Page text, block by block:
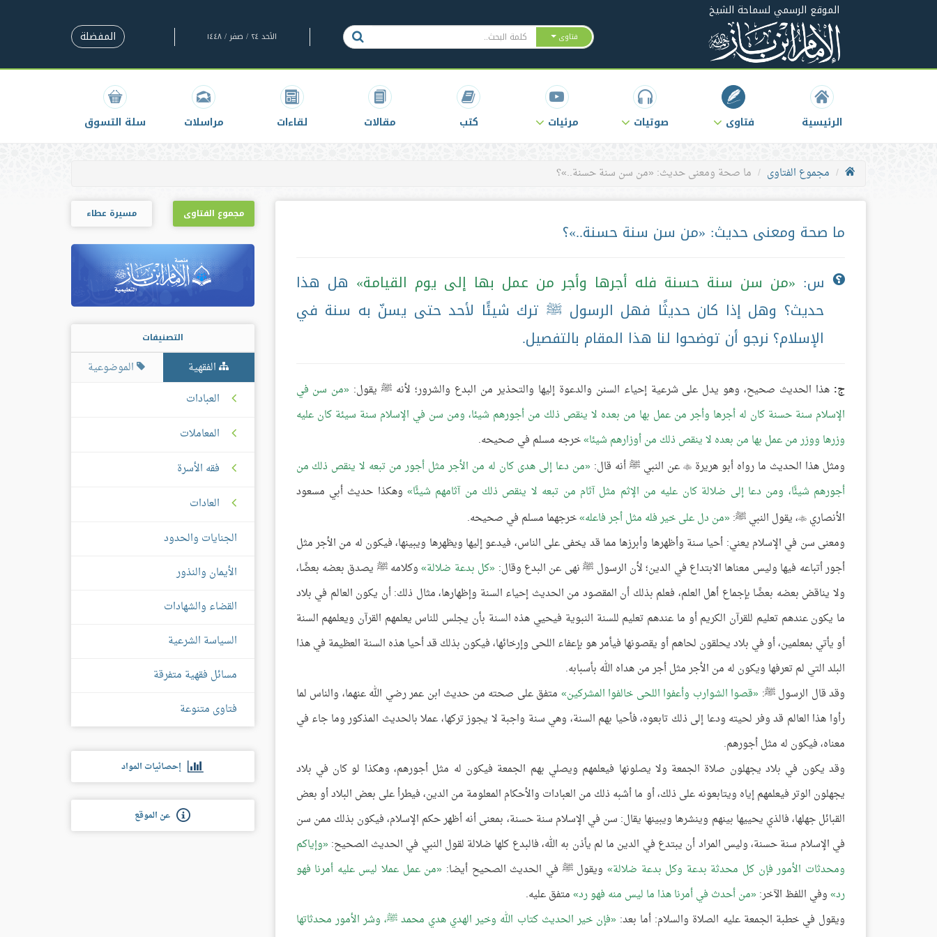
الموقع الرسمي لسماحة الشيخ
فتاوى الأحد ٢٤ / صفر / ١٤٤٨ المفضلة
الرئيسية فتاوى صوتيات مرئيات كتب مقالات لقاءات مراسلات سلة التسوق
مجموع الفتاوى ما صحة ومعنى حديث: «من سن سنة حسنة..»؟
ما صحة ومعنى حديث: «من سن سنة حسنة..»؟
س:
من سن سنة حسنة فله أجرها وأجر من عمل بها إلى يوم القيامة
هل هذا
حديث؟ وهل إذا كان حديثًا فهل الرسول ﷺ ترك شيئًا لأحد حتى يسنّ به سنة في
الإسلام؟ نرجو أن توضحوا لنا هذا المقام بالتفصيل.
ج: هذا الحديث صحيح، وهو يدل على شرعية إحياء السنن والدعوة إليها والتحذير من البدع والشرور؛ لأنه ﷺ يقول: من سن في
الإسلام سنة حسنة كان له أجرها وأجر من عمل بها من بعده لا ينقص ذلك من أجورهم شيئا، ومن سن في الإسلام سنة سيئة كان عليه
وزرها ووزر من عمل بها من بعده لا ينقص ذلك من أوزارهم شيئا خرجه مسلم في صحيحه.
ومثل هذا الحديث ما رواه أبو هريرة عن النبي ﷺ أنه قال: من دعا إلى هدى كان له من الأجر مثل أجور من تبعه لا ينقص ذلك من
أجورهم شيئًا، ومن دعا إلى ضلالة كان عليه من الإثم مثل آثام من تبعه لا ينقص ذلك من آثامهم شيئًا وهكذا حديث أبي مسعود
الأنصاري ، يقول النبي ﷺ: من دل على خير فله مثل أجر فاعله خرجهما مسلم في صحيحه.
ومعنى سن في الإسلام يعني: أحيا سنة وأظهرها وأبرزها مما قد يخفى على الناس، فيدعو إليها ويظهرها ويبينها، فيكون له من الأجر مثل
أجور أتباعه فيها وليس معناها الابتداع في الدين؛ لأن الرسول ﷺ نهى عن البدع وقال: كل بدعة ضلالة وكلامه ﷺ يصدق بعضه بعضًا،
ولا يناقض بعضه بعضًا بإجماع أهل العلم، فعلم بذلك أن المقصود من الحديث إحياء السنة وإظهارها، مثال ذلك: أن يكون العالم في بلاد
ما يكون عندهم تعليم للقرآن الكريم أو ما عندهم تعليم للسنة النبوية فيحيي هذه السنة بأن يجلس للناس يعلمهم القرآن ويعلمهم السنة
أو يأتي بمعلمين، أو في بلاد يحلقون لحاهم أو يقصونها فيأمر هو بإعفاء اللحى وإرخائها، فيكون بذلك قد أحيا هذه السنة العظيمة في هذا
البلد التي لم تعرفها ويكون له من الأجر مثل أجر من هداه الله بأسبابه.
وقد قال الرسول ﷺ: قصوا الشوارب وأعفوا اللحى خالفوا المشركين متفق على صحته من حديث ابن عمر رضي الله عنهما، والناس لما
رأوا هذا العالم قد وفر لحيته ودعا إلى ذلك تابعوه، فأحيا بهم السنة، وهي سنة واجبة لا يجوز تركها، عملا بالحديث المذكور وما جاء في
معناه، فيكون له مثل أجورهم.
وقد يكون في بلاد يجهلون صلاة الجمعة ولا يصلونها فيعلمهم ويصلي بهم الجمعة فيكون له مثل أجورهم، وهكذا لو كان في بلاد
يجهلون الوتر فيعلمهم إياه ويتابعونه على ذلك، أو ما أشبه ذلك من العبادات والأحكام المعلومة من الدين، فيطرأ على بعض البلاد أو بعض
القبائل جهلها، فالذي يحييها بينهم وينشرها ويبينها يقال: سن في الإسلام سنة حسنة، بمعنى أنه أظهر حكم الإسلام، فيكون بذلك ممن سن
في الإسلام سنة حسنة، وليس المراد أن يبتدع في الدين ما لم يأذن به الله، فالبدع كلها ضلالة لقول النبي في الحديث الصحيح: وإياكم
ومحدثات الأمور فإن كل محدثة بدعة وكل بدعة ضلالة ويقول ﷺ في الحديث الصحيح أيضا: من عمل عملا ليس عليه أمرنا فهو
رد وفي اللفظ الآخر: من أحدث في أمرنا هذا ما ليس منه فهو رد متفق عليه.
ويقول في خطبة الجمعة عليه الصلاة والسلام: أما بعد: فإن خير الحديث كتاب الله وخير الهدي هدي محمد ﷺ، وشر الأمور محدثاتها
مجموع الفتاوى مسيرة عطاء
التصنيفات
الفقهية
الموضوعية
العبادات
المعاملات
فقه الأسرة
العادات
الجنايات والحدود
الأيمان والنذور
القضاء والشهادات
السياسة الشرعية
مسائل فقهية متفرقة
فتاوى متنوعة
إحصائيات المواد
عن الموقع